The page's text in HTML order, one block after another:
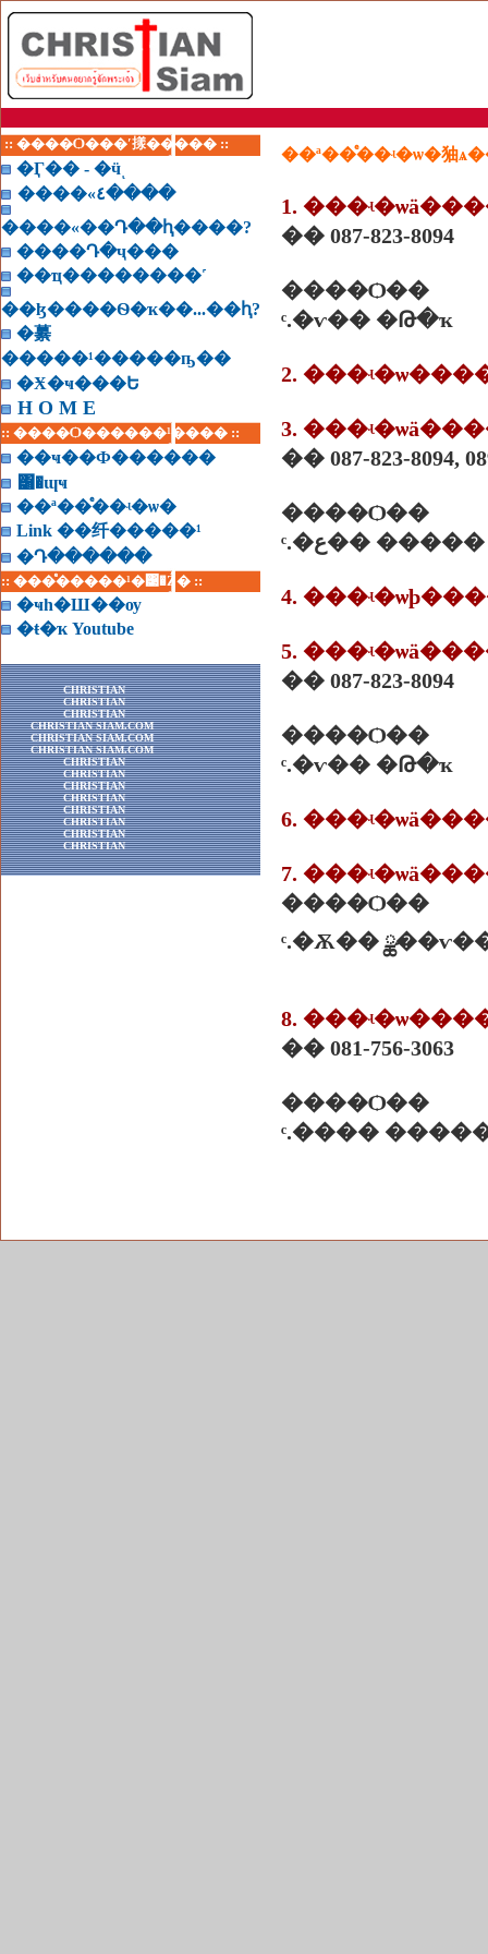
:: ����Ѻ���ʹ㨾����� ::
�Ӷ�� - �ӵͺ
����«٤����
����«��Դ��ԧ����?
����Դ�ҷ���
��ҵ��������˹
��ɮ����Ѳ�ҡ��...��ԧ?
�繤
�����¹�����ҧ��
�Ӿ�ҹ���Ե
H O M E
:: ����Ѻ������¹���� ::
��ҹ��Ф������
͸�ɰҹ
��ª��ͤ��ʵ�ѡ�
Link ��纤�����¹
�Դ������
:: ���ͤ�����¹�͹�Ź� ::
�ҹһ�Ш��ѹ
�ŧ�ҡ Youtube
CHRISTIAN
CHRISTIAN
CHRISTIAN
CHRISTIAN SIAM.COM
CHRISTIAN SIAM.COM
CHRISTIAN SIAM.COM
CHRISTIAN
CHRISTIAN
CHRISTIAN
CHRISTIAN
CHRISTIAN
CHRISTIAN
CHRISTIAN
CHRISTIAN
��ª��ͤ��ʵ�ѡ�㹨
1.
�� 087-823-8094
����Ѻ��
ͨ.�ѵ�� �Թ�ҡ
2.
3.
�� 087-823-8094,
����Ѻ��
ͨ.�ع�� �����
4.
5.
�� 087-823-8094
����Ѻ��
ͨ.�ѵ�� �Թ�ҡ
6.
7.
����Ѻ��
ͨ.�Ѫ��
8.
�� 081-756-3063
����Ѻ��
ͨ.����